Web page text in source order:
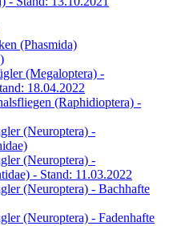
(Phasmida)
(Megaloptera) -
18.04.2022
(Raphidioptera) -
(Neuroptera) -
(Neuroptera) -
- Stand: 11.03.2022
(Neuroptera) - Bachhafte
(Neuroptera) - Fadenhafte